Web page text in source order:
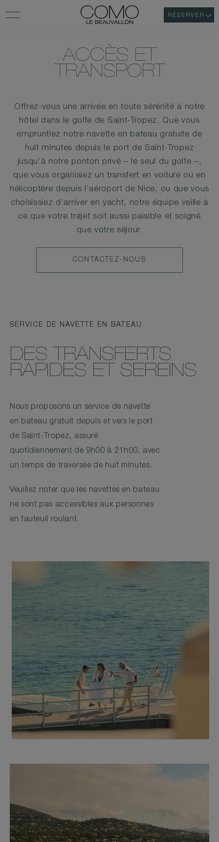
RÉSERVER
ACCÈS ET
TRANSPORT
Offrez-vous une arrivée en toute sérénité à notre
hôtel dans le golfe de Saint-Tropez. Que vous
empruntiez notre navette en bateau gratuite de
huit minutes depuis le port de Saint-Tropez
jusqu’à notre ponton privé – le seul du golfe –,
que vous organisiez un transfert en voiture ou en
hélicoptère depuis l’aéroport de Nice, ou que vous
choisissiez d’arriver en yacht, notre équipe veille à
ce que votre trajet soit aussi paisible et soigné
que votre séjour.
CONTACTEZ-
NOUS
CONTACTEZ-NOUS
SERVICE DE NAVETTE EN BATEAU
DES TRANSFERTS
RAPIDES ET SEREINS
Nous proposons un service de navette
en bateau gratuit depuis et vers le port
de Saint-Tropez, assuré
quotidiennement de 9h00 à 21h00, avec
un temps de traversée de huit minutes.
Veuillez noter que les navettes en bateau
ne sont pas accessibles aux personnes
en fauteuil roulant.